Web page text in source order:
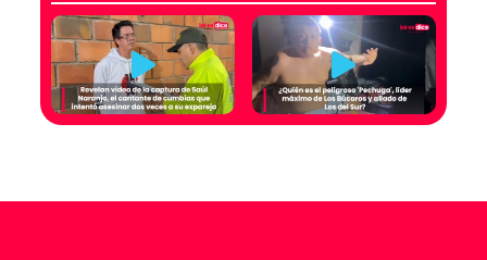
digitales, suplantación de grupos armados y presión
directa sobre establecimientos comerciales. La
investigación no comenzó con la captura, sino con el
temor de un comerciante que empezó a recibir
mensajes y llamadas en las que le exigían dinero a